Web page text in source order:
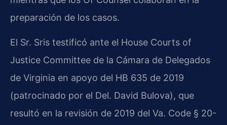
preparación de los casos.
El Sr. Sris testificó ante el House Courts of
Justice Committee de la Cámara de Delegados
de Virginia en apoyo del HB 635 de 2019
(patrocinado por el Del. David Bulova), que
resultó en la revisión de 2019 del Va. Code § 20-